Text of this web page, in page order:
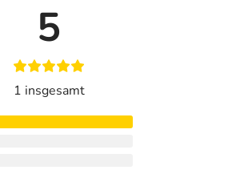
5
1 insgesamt